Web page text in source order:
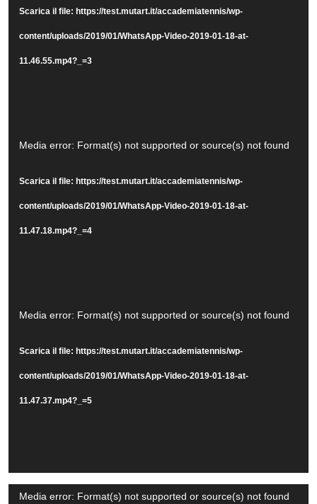
Scarica il file: https://test.mutart.it/accademiatennis/wp-
content/uploads/2019/01/WhatsApp-Video-2019-01-18-at-
11.46.55.mp4?_=3
Video
Media error: Format(s) not supported or source(s) not found
Scarica il file: https://test.mutart.it/accademiatennis/wp-
content/uploads/2019/01/WhatsApp-Video-2019-01-18-at-
11.47.18.mp4?_=4
Video
Media error: Format(s) not supported or source(s) not found
Scarica il file: https://test.mutart.it/accademiatennis/wp-
content/uploads/2019/01/WhatsApp-Video-2019-01-18-at-
11.47.37.mp4?_=5
Video
Media error: Format(s) not supported or source(s) not found